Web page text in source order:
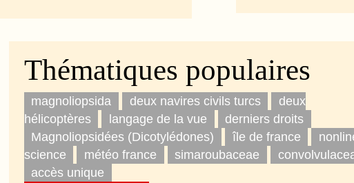
Thématiques populaires
magnoliopsida deux navires civils turcs
deux
hélicoptères
langage de la vue
derniers droits
Magnoliopsidées (Dicotylédones)
île de france
science
météo france simaroubaceae
accès unique